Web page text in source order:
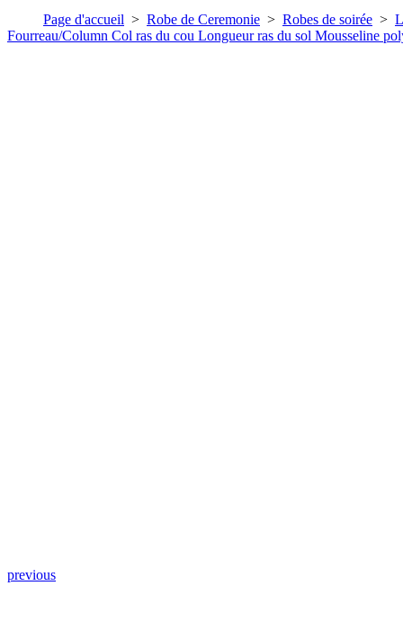
Page d'accueil > Robe de Ceremonie > Robes de soirée >
Fourreau/Column Col ras du cou Longueur ras du sol Mousseline
previous